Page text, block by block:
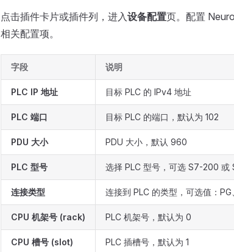
点击插件卡片或插件列，进入设备配置页。配置
相关配置项。
字段 说明
PLC IP 地址 目标 PLC 的 IPv4 地址
PLC 端口 目标 PLC 的端口，默认为 102
PDU 大小 PDU 大小，默认 960
PLC 型号 选择 PLC 型号，可选 S7-200
连接类型 连接到 PLC 的类型，可选值：
CPU 机架号 (rack) PLC 机架号，默认为 0
CPU 槽号 (slot) PLC 插槽号，默认为 1